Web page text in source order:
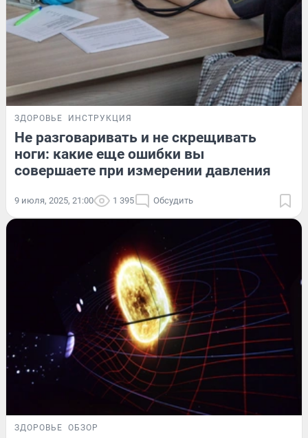
ЗДОРОВЬЕ ИНСТРУКЦИЯ
Не разговаривать и не скрещивать
ноги: какие еще ошибки вы
совершаете при измерении давления
9 июля, 2025, 21:00 1 395 Обсудить
ЗДОРОВЬЕ ОБЗОР